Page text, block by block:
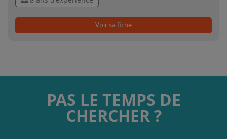
Voir sa fiche
PAS LE TEMPS DE
CHERCHER ?